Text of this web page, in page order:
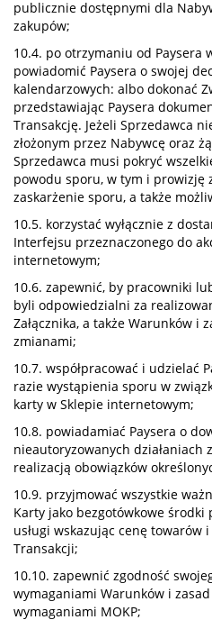
publicznie dostępnymi dla
zakupów;
10.4. po otrzymaniu od Paysera
powiadomić Paysera o swojej
kalendarzowych: albo dokonać
przedstawiając Paysera
Transakcję. Jeżeli Sprzedawca
złożonym przez Nabywcę oraz
Sprzedawca musi pokryć
powodu sporu, w tym i prowizję
zaskarżenie sporu, a także
10.5. korzystać wyłącznie z
Interfejsu przeznaczonego do
internetowym;
10.6. zapewnić, by pracowniki
byli odpowiedzialni za
Załącznika, a także Warunków i
zmianami;
10.7. współpracować i udzielać
razie wystąpienia sporu w
karty w Sklepie internetowym;
10.8. powiadamiać Paysera o
nieautoryzowanych działaniach
realizacją obowiązków
10.9. przyjmować wszystkie
Karty jako bezgotówkowe środki
usługi wskazując cenę towarów
Transakcji;
10.10. zapewnić zgodność
wymaganiami Warunków i
wymaganiami MOKP;